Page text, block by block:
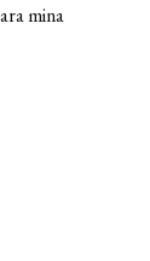
mina